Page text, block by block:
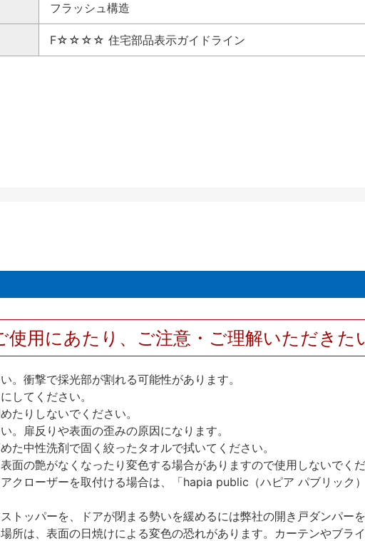
フラッシュ構造
F☆☆☆☆ 住宅部品表示ガイドライン
使用にあたり、ご注意・ご理解いただきた
衝撃で採光部が割れる可能性があります。
してください。
たりしないでください。
扉反りや表面の歪みの原因になります。
中性洗剤で固く絞ったタオルで拭いてください。
面の艶がなくなったり変色する場合がありますので使用しないでく
クローザーを取付ける場合は、「hapia public（ハピア パブリック
トッパーを、ドアが閉まる勢いを緩めるには弊社の開き戸ダンパー
所は、表面の日焼けによる変色の恐れがあります。カーテンやブラ